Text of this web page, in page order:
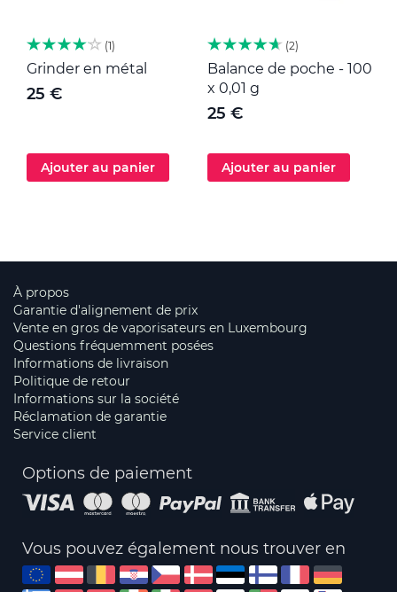
1
Grinder en métal
25 €
Ajouter au panier
2
Balance de poche - 100
x 0,01 g
25 €
Ajouter au panier
À propos
Garantie d'alignement de prix
Vente en gros de vaporisateurs en Luxembourg
Questions fréquemment posées
Informations de livraison
Politique de retour
Informations sur la société
Réclamation de garantie
Service client
Options de paiement
Vous pouvez également nous trouver en